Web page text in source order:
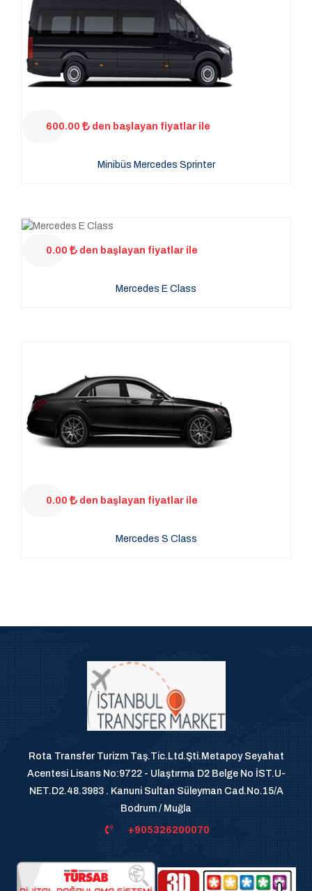
600.00 den başlayan fiyatlar ile
Minibüs Mercedes Sprinter
0.00 den başlayan fiyatlar ile
Mercedes E Class
0.00 den başlayan fiyatlar ile
Mercedes S Class
Rota Transfer Turizm Taş.Tic.Ltd.Şti.Metapoy Seyahat
Acentesi Lisans No:9722 - Ulaştırma D2 Belge No İST.U-
NET.D2.48.3983 . Kanuni Sultan Süleyman Cad.No.15/A
Bodrum / Muğla
+905326200070